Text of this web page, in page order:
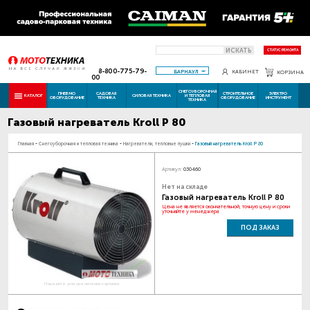
ИСКАТЬ СТАТУС РЕМОНТА
8-800-775-79-
00
БАРНАУЛ КАБИНЕТ КОРЗИНА
КАТАЛОГ ПНЕВМО
ОБОРУДОВАНИЕ
САДОВАЯ
ТЕХНИКА СИЛОВАЯ ТЕХНИКА
СНЕГОУБОРОЧНАЯ
И ТЕПЛОВАЯ
ТЕХНИКА
СТРОИТЕЛЬНОЕ
ОБОРУДОВАНИЕ
ЭЛЕКТРО
ИНСТРУМЕНТ
Газовый нагреватель Kroll P 80
Главная - Снегоуборочная и тепловая техника - Нагреватели, тепловые пушки - Газовый нагреватель Kroll P 80
Наведите для увеличения картинки
Артикул: 030460
Нет на складе
Газовый нагреватель Kroll P 80
Цена не является окончательной, точную цену и сроки
уточняйте у менеджера
ПОД ЗАКАЗ